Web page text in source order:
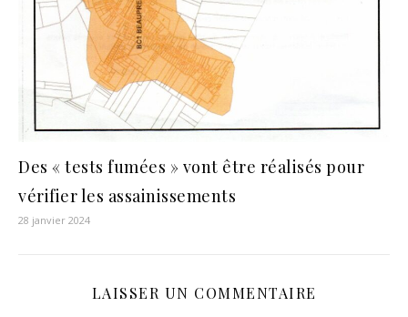
Des « tests fumées » vont être réalisés pour
vérifier les assainissements
28 janvier 2024
LAISSER UN COMMENTAIRE